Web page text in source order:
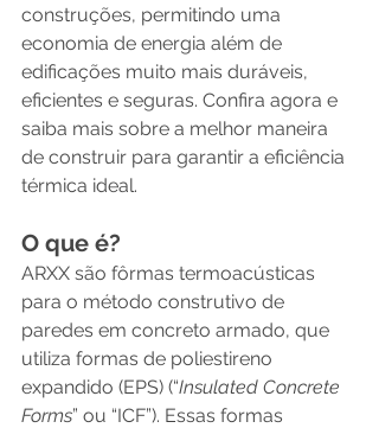
construções, permitindo uma
economia de energia além de
edificações muito mais duráveis,
eficientes e seguras. Confira agora e
saiba mais sobre a melhor maneira
de construir para garantir a eficiência
térmica ideal.
O que é?
ARXX são fôrmas termoacústicas
para o método construtivo de
paredes em concreto armado, que
utiliza formas de poliestireno
expandido (EPS) (“Insulated Concrete
Forms” ou “ICF”). Essas formas